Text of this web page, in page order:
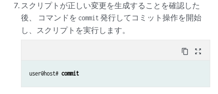
2011-06-17 14:17:35 PDT: finished loading commit script changes
2011-06-17 14:17:35 PDT: copying juniper.db to juniper.data+
2011-06-17 14:17:35 PDT: finished copying juniper.db to
...
スクリプトが正しい変更を生成することを確認した
後、 コマンドを commit発行してコミット操作を開始
し、スクリプトを実行します。
content_copy zoom_out_map
user@host# commit